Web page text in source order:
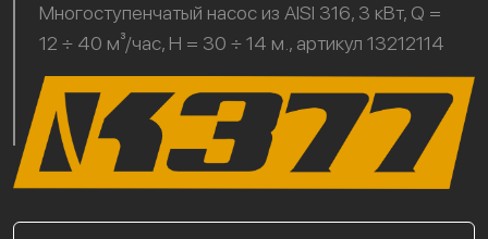
Многоступенчатый насос из AISI 316, 3 кВт, Q =
12 ÷ 40 м³/час, H = 30 ÷ 14 м., артикул 13212114